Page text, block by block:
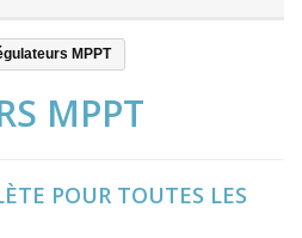
MPPT
MPPT
POUR TOUTES LES